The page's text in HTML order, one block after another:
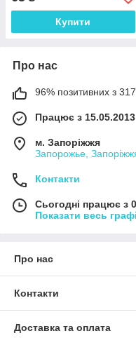
Купити
Про нас
96% позитивних з 317
Працює з 15.05.2013
м. Запоріжжя
Запорожье,
Контакти
Сьогодні працює з
Показати весь
Про нас
Контакти
Доставка та оплата